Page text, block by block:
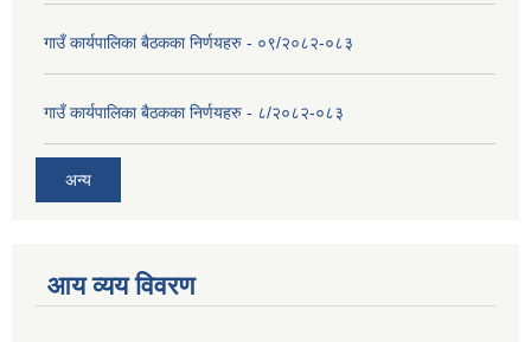
गाउँ कार्यपालिका बैठकका निर्णयहरु - ०९/२०८२-०८३
गाउँ कार्यपालिका बैठकका निर्णयहरु - ८/२०८२-०८३
अन्य
आय व्यय विवरण